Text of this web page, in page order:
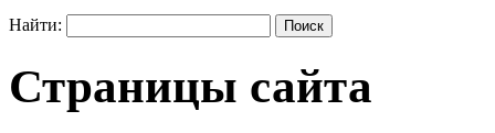
Найти:
Страницы сайта